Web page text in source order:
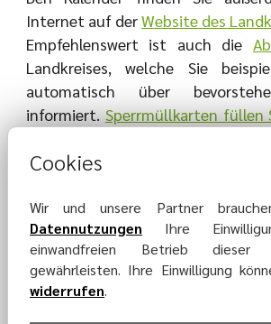
Internet auf derWebsite des
Empfehlenswert ist auch die
Landkreises, welche Sie
automatisch über
informiert.Sperrmüllkarten füllen
auf Seite 3 aktuell veröffentlicht.
Grüngutentsorgung
Cookies
Wir und unsere Partner
Datennutzungen Ihre
einwandfreien Betrieb dieser
gewährleisten. Ihre Einwilligung
widerrufen.